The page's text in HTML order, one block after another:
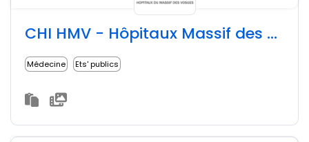
CHI HMV - Hôpitaux Massif des Vosges
Médecine Ets' publics